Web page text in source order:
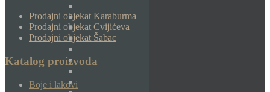
Prodajni objekat Karaburma
Prodajni objekat Cvijićeva
Prodajni objekat Šabac
Katalog proizvoda
Boje i lakovi